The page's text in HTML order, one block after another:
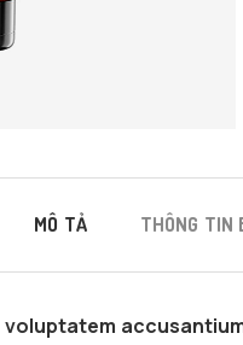
MÔ TẢ THÔNG TIN
voluptatem